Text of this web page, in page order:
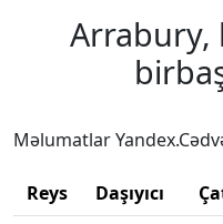
Arrabury,
Məlumatlar
Reys Daşıyıcı